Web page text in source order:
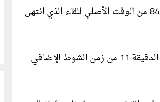
وأنقذ المهاجم فيران توريس فريق برشلونة من الهزيمة في الوقت القاتل في الدقيقة 84 من الوقت الأصلي للقاء الذي انتهى
واقتنص المدافع الفرنسي جيوليس كونده هدف الفوز "الذهبي" للفريق الكتالوني في الدقيقة 11 من زمن الشوط الإضافي